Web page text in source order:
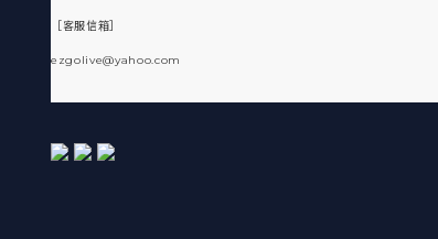
［客服信箱］
ezgolive@yahoo.com